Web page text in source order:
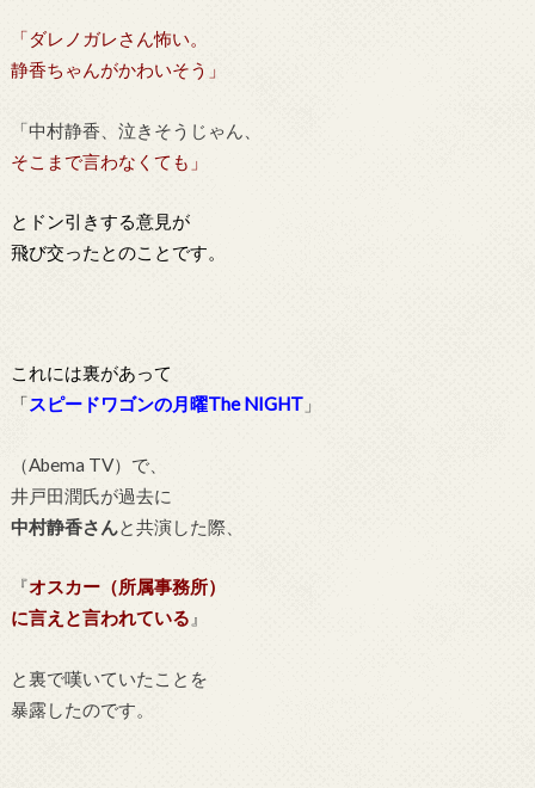
「ダレノガレさん怖い。
静香ちゃんがかわいそう」
「中村静香、泣きそうじゃん、
そこまで言わなくても」
とドン引きする意見が
飛び交ったとのことです。
これには裏があって
「スピードワゴンの月曜TheNIGHT」
（Abema TV）で、
井戸田潤氏が過去に
中村静香さんと共演した際、
『オスカー（所属事務所）
に言えと言われている 』
と裏で嘆いていたことを
暴露したのです。